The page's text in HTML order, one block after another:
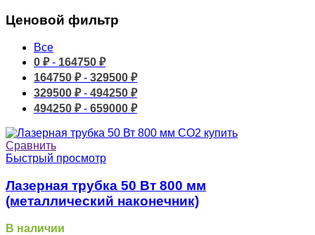
Ценовой фильтр
Все
0 ₽- 164750 ₽
164750 ₽- 329500 ₽
329500 ₽- 494250 ₽
494250 ₽- 659000 ₽
Сравнить
Быстрый просмотр
Лазерная трубка 50 Вт 800 мм
(металлический наконечник)
В наличии